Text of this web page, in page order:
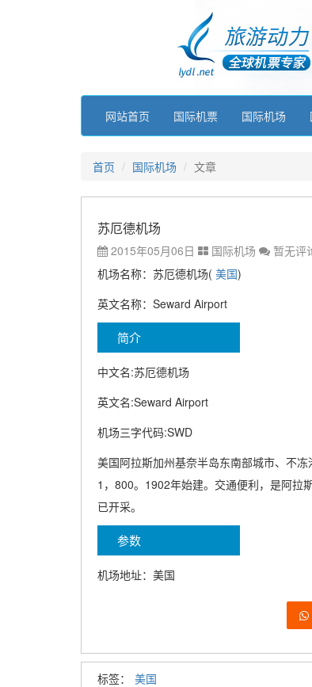
网站首页 国际机票 国际机场
首页 国际机场 文章
苏厄德机场
2015年05月06日 国际机场 暂无评
机场名称：苏厄德机场( 美国)
英文名称：Seward Airport
简介
中文名:苏厄德机场
英文名:Seward Airport
机场三字代码:SWD
美国阿拉斯加州基奈半岛东南部城市、不
1，800。1902年始建。交通便利，是阿拉
已开采。
参数
机场地址：美国
标签： 美国